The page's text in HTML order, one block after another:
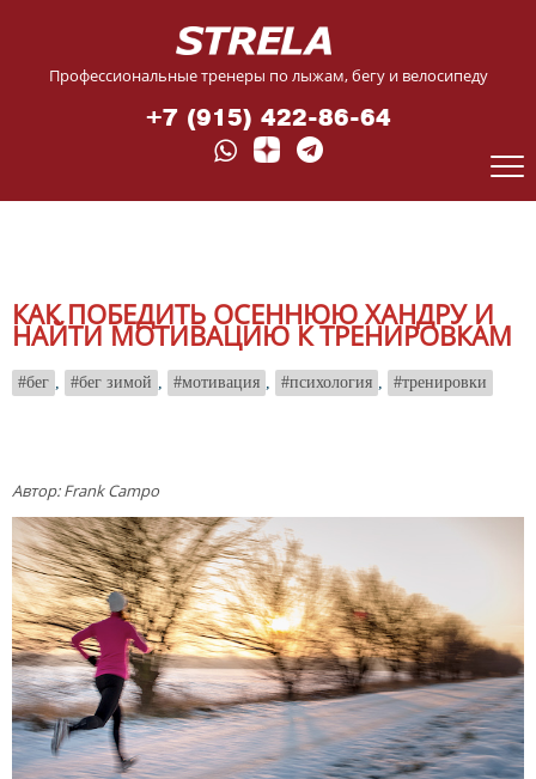
Профессиональные тренеры по лыжам, бегу и велосипеду
+7 (915) 422-86-64
КАК ПОБЕДИТЬ ОСЕННЮЮ ХАНДРУ И
НАЙТИ МОТИВАЦИЮ К ТРЕНИРОВКАМ
бег , бег зимой , мотивация , психология , тренировки
Автор: Frank Campo